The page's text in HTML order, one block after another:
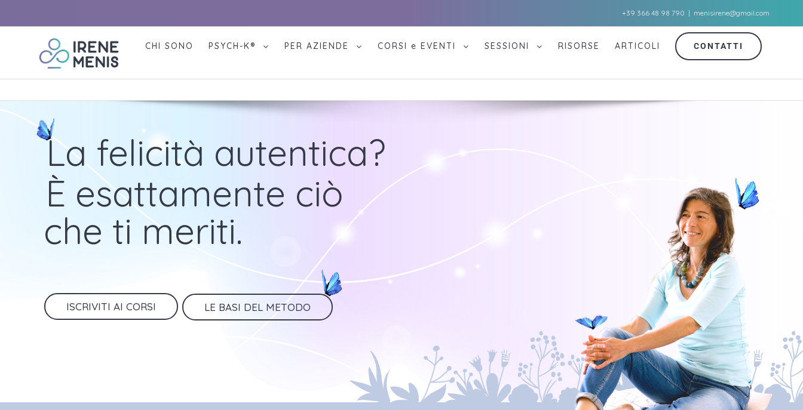
to
+39 366 48 98 790 | menisirene@gmail.com
CHI SONO PSYCH-K® PER AZIENDE CORSI e EVENTI SESSIONI RISORSE ARTICOLI CONTATTI
La felicità autentica?
È esattamente ciò